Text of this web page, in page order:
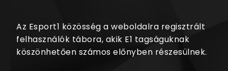
Az Esport1 közösség a weboldalra regisztrált
felhasználók tábora, akik E1 tagságuknak
köszönhetően számos előnyben részesülnek.